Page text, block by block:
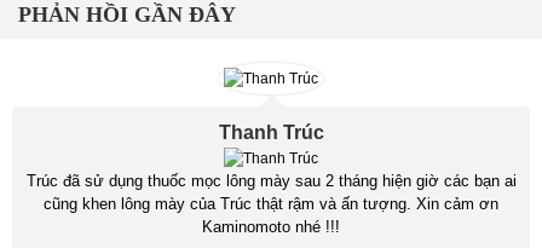
PHẢN HỒI GẦN ĐÂY
Thanh Trúc
Trúc đã sử dụng thuốc mọc lông mày sau 2 tháng hiện giờ các bạn ai
cũng khen lông mày của Trúc thật rậm và ấn tượng. Xin cảm ơn
Kaminomoto nhé !!!